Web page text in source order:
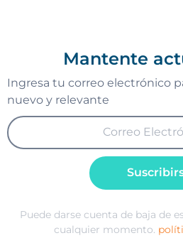
Mantente
Ingresa tu correo electrónico
nuevo y relevante
Puede darse cuenta de baja de
cualquier momento.